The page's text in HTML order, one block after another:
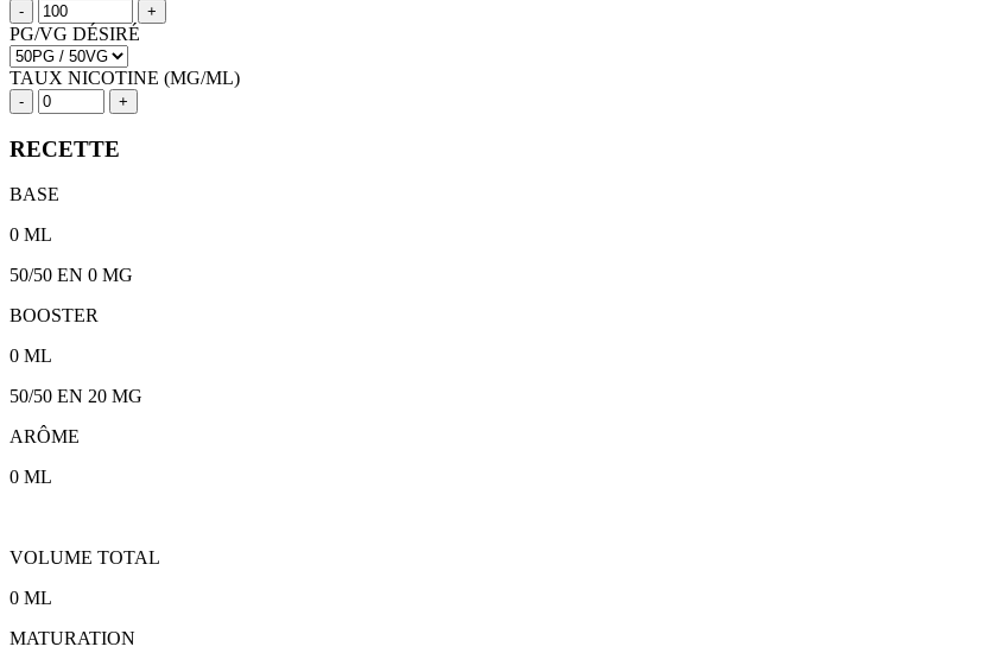
- +
PG/VG DÉSIRÉ
TAUX NICOTINE (MG/ML)
- +
RECETTE
BASE
0 ML
50/50 EN 0 MG
BOOSTER
0 ML
50/50 EN 20 MG
ARÔME
0 ML
VOLUME TOTAL
0 ML
MATURATION